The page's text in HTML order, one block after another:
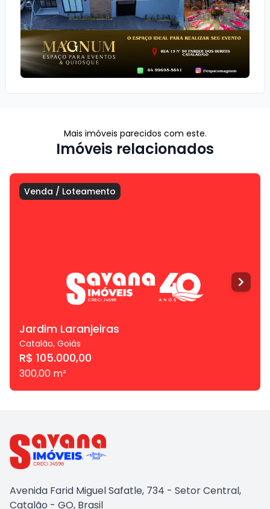
Mais imóveis parecidos com este.
Imóveis relacionados
Venda / Loteamento
Jardim Laranjeiras
Catalão, Goiás
R$ 105.000,00
300,00 m²
Avenida Farid Miguel Safatle, 734 - Setor Central,
Catalão - GO, Brasil